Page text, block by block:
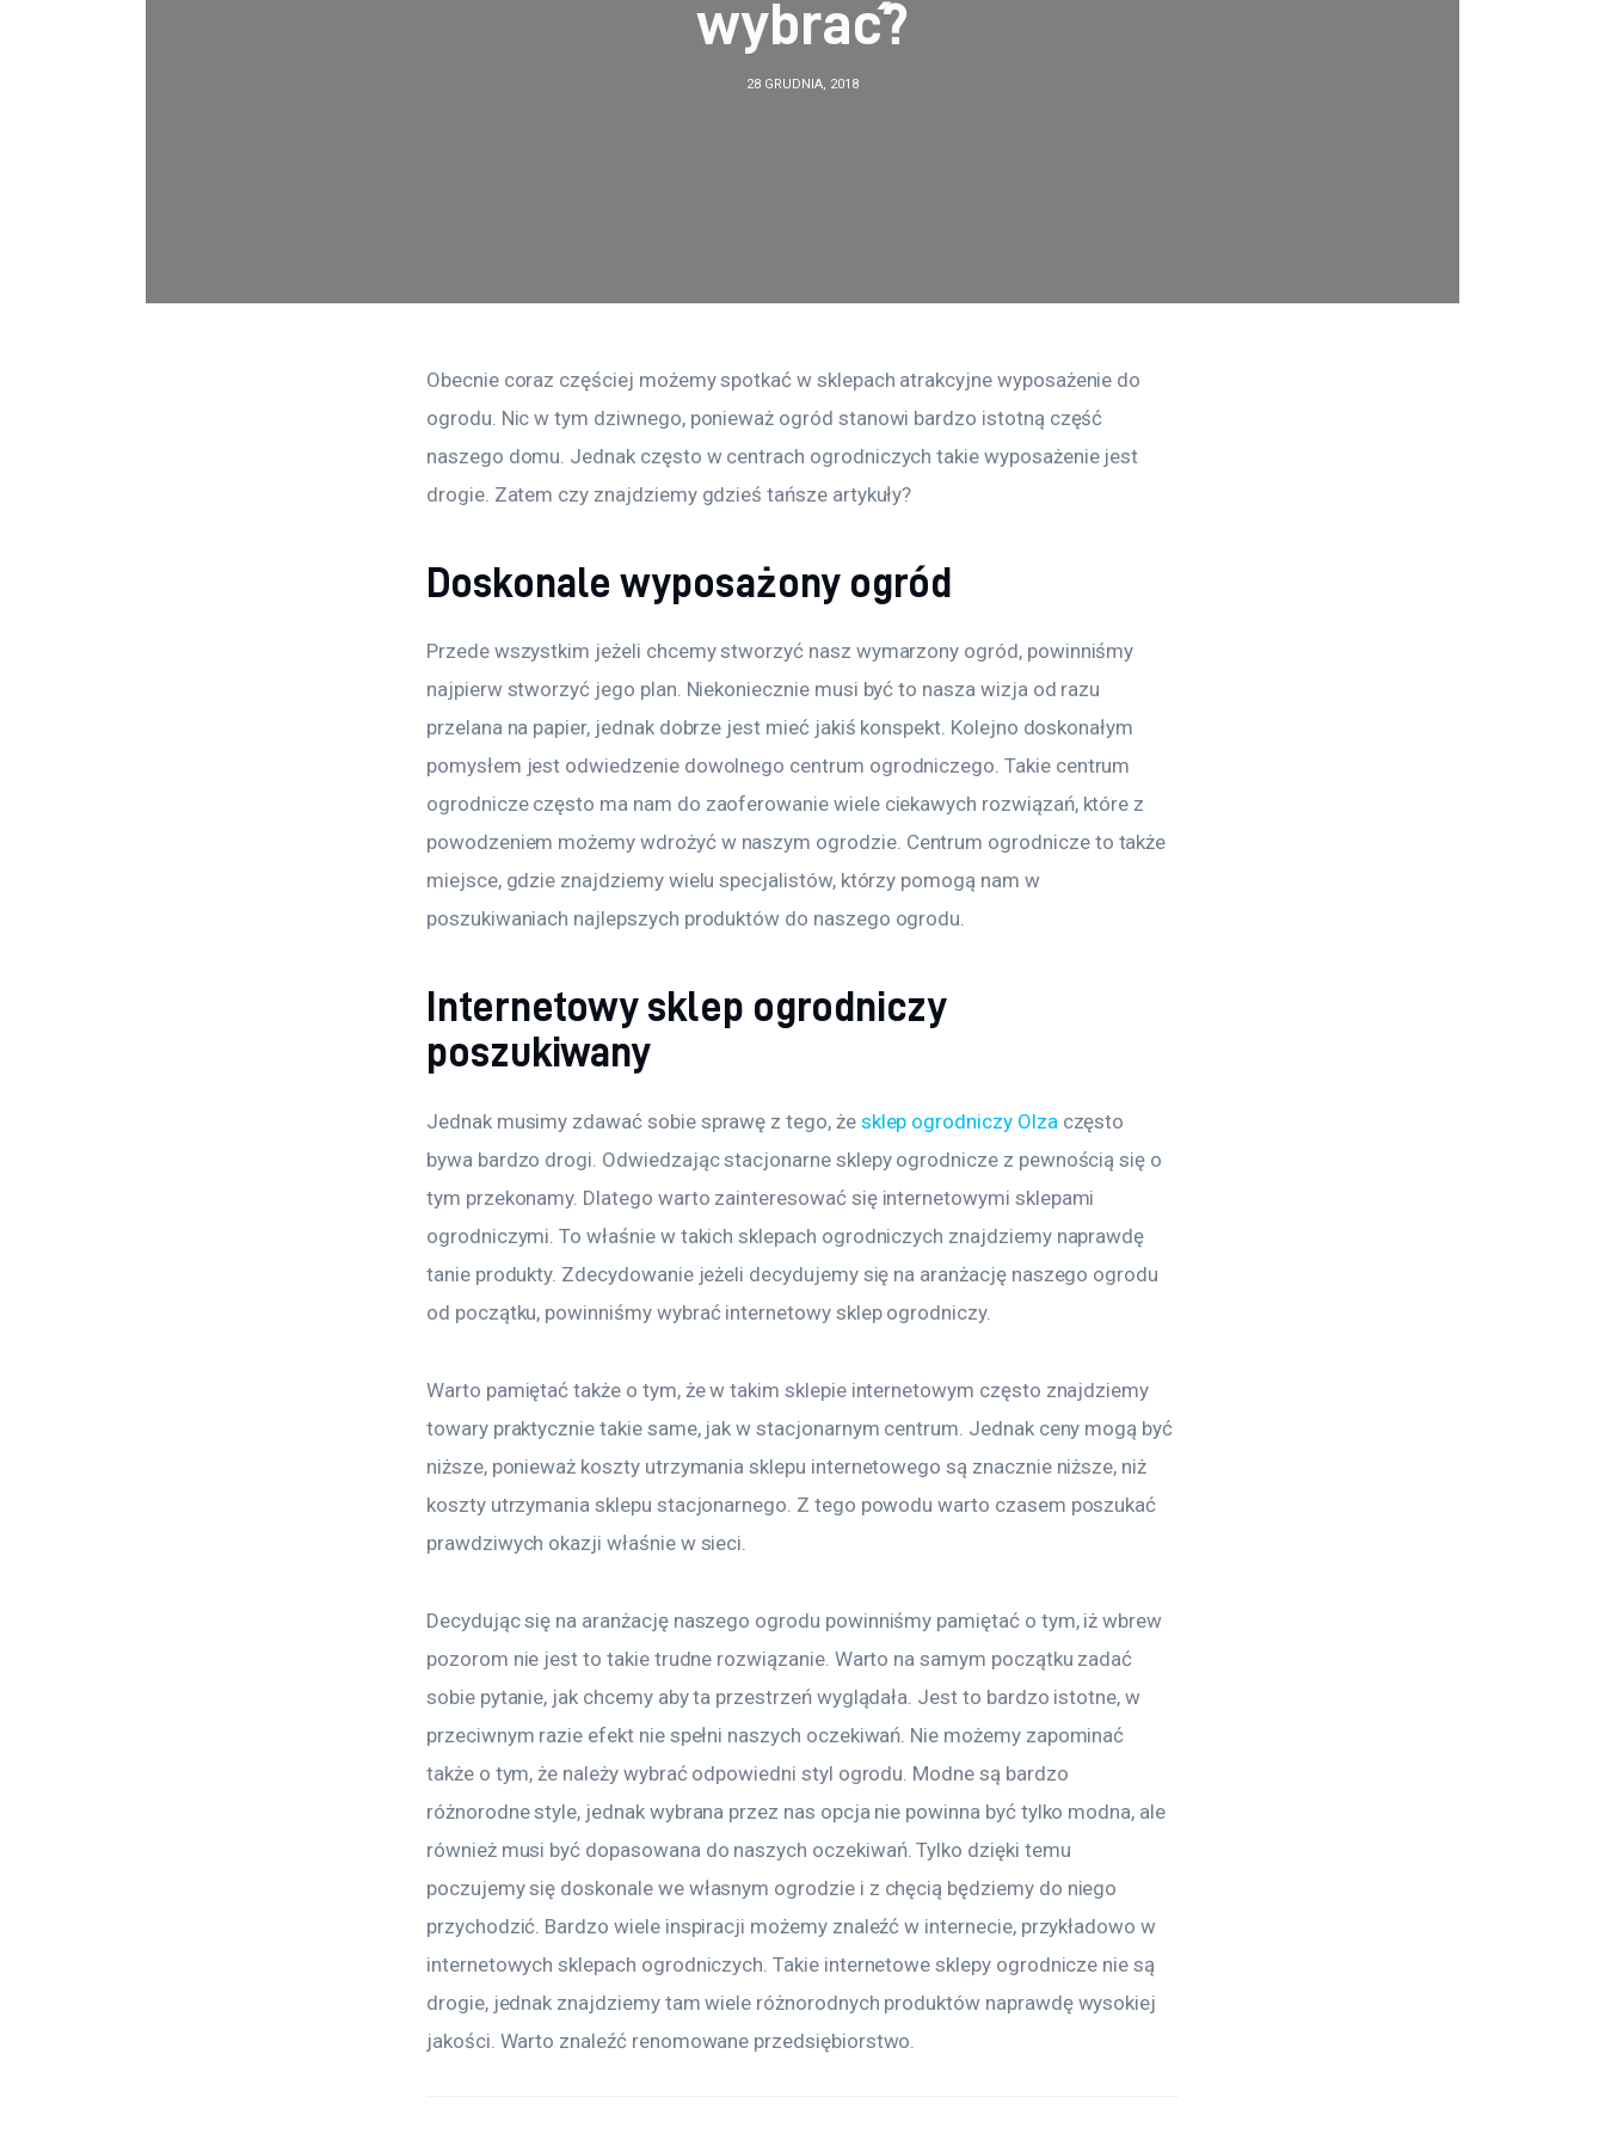
wybrać?
28 GRUDNIA, 2018
Obecnie coraz częściej możemy spotkać w sklepach atrakcyjne wyposażenie do
ogrodu. Nic w tym dziwnego, ponieważ ogród stanowi bardzo istotną część
naszego domu. Jednak często w centrach ogrodniczych takie wyposażenie jest
drogie. Zatem czy znajdziemy gdzieś tańsze artykuły?
Doskonale wyposażony ogród
Przede wszystkim jeżeli chcemy stworzyć nasz wymarzony ogród, powinniśmy
najpierw stworzyć jego plan. Niekoniecznie musi być to nasza wizja od razu
przelana na papier, jednak dobrze jest mieć jakiś konspekt. Kolejno doskonałym
pomysłem jest odwiedzenie dowolnego centrum ogrodniczego. Takie centrum
ogrodnicze często ma nam do zaoferowanie wiele ciekawych rozwiązań, które z
powodzeniem możemy wdrożyć w naszym ogrodzie. Centrum ogrodnicze to także
miejsce, gdzie znajdziemy wielu specjalistów, którzy pomogą nam w
poszukiwaniach najlepszych produktów do naszego ogrodu.
Internetowy sklep ogrodniczy
poszukiwany
Jednak musimy zdawać sobie sprawę z tego, że sklep ogrodniczy Olza często
bywa bardzo drogi. Odwiedzając stacjonarne sklepy ogrodnicze z pewnością się o
tym przekonamy. Dlatego warto zainteresować się internetowymi sklepami
ogrodniczymi. To właśnie w takich sklepach ogrodniczych znajdziemy naprawdę
tanie produkty. Zdecydowanie jeżeli decydujemy się na aranżację naszego ogrodu
od początku, powinniśmy wybrać internetowy sklep ogrodniczy.
Warto pamiętać także o tym, że w takim sklepie internetowym często znajdziemy
towary praktycznie takie same, jak w stacjonarnym centrum. Jednak ceny mogą być
niższe, ponieważ koszty utrzymania sklepu internetowego są znacznie niższe, niż
koszty utrzymania sklepu stacjonarnego. Z tego powodu warto czasem poszukać
prawdziwych okazji właśnie w sieci.
Decydując się na aranżację naszego ogrodu powinniśmy pamiętać o tym, iż wbrew
pozorom nie jest to takie trudne rozwiązanie. Warto na samym początku zadać
sobie pytanie, jak chcemy aby ta przestrzeń wyglądała. Jest to bardzo istotne, w
przeciwnym razie efekt nie spełni naszych oczekiwań. Nie możemy zapominać
także o tym, że należy wybrać odpowiedni styl ogrodu. Modne są bardzo
różnorodne style, jednak wybrana przez nas opcja nie powinna być tylko modna, ale
również musi być dopasowana do naszych oczekiwań. Tylko dzięki temu
poczujemy się doskonale we własnym ogrodzie i z chęcią będziemy do niego
przychodzić. Bardzo wiele inspiracji możemy znaleźć w internecie, przykładowo w
internetowych sklepach ogrodniczych. Takie internetowe sklepy ogrodnicze nie są
drogie, jednak znajdziemy tam wiele różnorodnych produktów naprawdę wysokiej
jakości. Warto znaleźć renomowane przedsiębiorstwo.